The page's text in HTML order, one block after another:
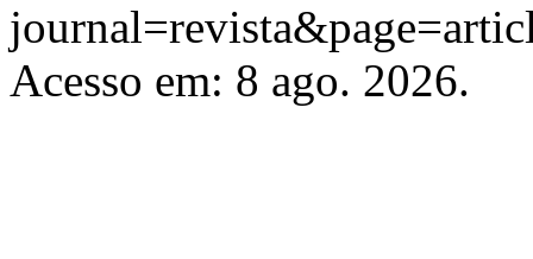
Acesso em: 8 ago. 2026.